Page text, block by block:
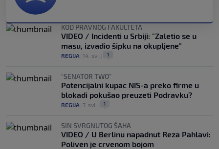
KOD PRAVNOG FAKULTETA
VIDEO / Incidenti u Srbiji: "Zaletio se u
masu, izvadio šipku na okupljene"
REGIJA 14. svi. 1
“SENATOR TWO”
Potencijalni kupac NIS-a preko firme u
blokadi pokušao preuzeti Podravku?
REGIJA 7. svi. 1
SIN SVRGNUTOG ŠAHA
VIDEO / U Berlinu napadnut Reza Pahlavi:
Poliven je crvenom bojom